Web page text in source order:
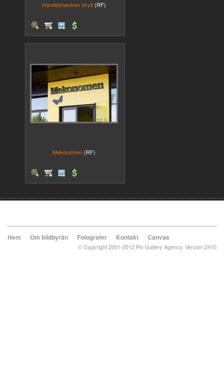
Handelsbanken skylt (RF)
Mekonomen (RF)
Hem Om bildbyrån Fotografer Kontakt Canvas
© Copyright 2001-2012 Pix Gallery Agency. Version:2410